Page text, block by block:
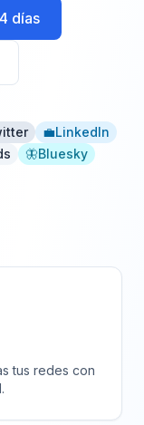
días
💼LinkedIn
🦋Bluesky
tus redes con